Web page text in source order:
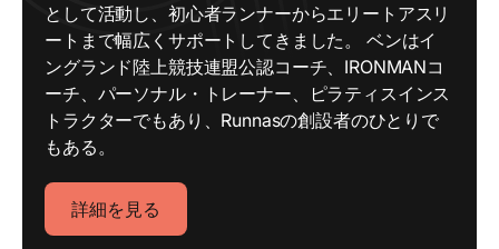
として活動し、初心者ランナーからエリートアスリ
ートまで幅広くサポートしてきました。 ベンはイ
ングランド陸上競技連盟公認コーチ、IRONMANコ
ーチ、パーソナル・トレーナー、ピラティスインス
トラクターでもあり、Runnasの創設者のひとりで
もある。
詳細を見る